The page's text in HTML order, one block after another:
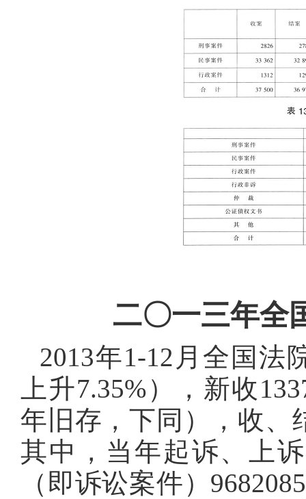
二〇一三年全
2013年1-12月全国法
上升7.35%），新收
年旧存，下同），收、
其中，当年起诉、上
（即诉讼案件）